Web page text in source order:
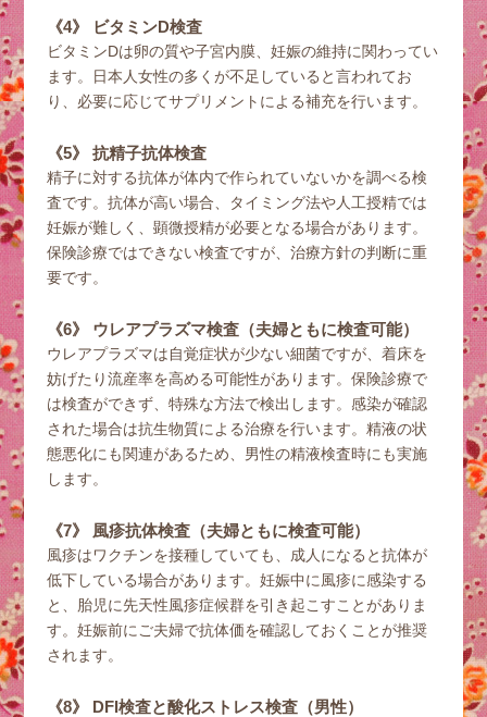
《4》 ビタミンD検査
ビタミンDは卵の質や子宮内膜、妊娠の維持に関わってい
ます。日本人女性の多くが不足していると言われてお
り、必要に応じてサプリメントによる補充を行います。
《5》 抗精子抗体検査
精子に対する抗体が体内で作られていないかを調べる検
査です。抗体が高い場合、タイミング法や人工授精では
妊娠が難しく、顕微授精が必要となる場合があります。
保険診療ではできない検査ですが、治療方針の判断に重
要です。
《6》 ウレアプラズマ検査（夫婦ともに検査可能）
ウレアプラズマは自覚症状が少ない細菌ですが、着床を
妨げたり流産率を高める可能性があります。保険診療で
は検査ができず、特殊な方法で検出します。感染が確認
された場合は抗生物質による治療を行います。精液の状
態悪化にも関連があるため、男性の精液検査時にも実施
します。
《7》 風疹抗体検査（夫婦ともに検査可能）
風疹はワクチンを接種していても、成人になると抗体が
低下している場合があります。妊娠中に風疹に感染する
と、胎児に先天性風疹症候群を引き起こすことがありま
す。妊娠前にご夫婦で抗体価を確認しておくことが推奨
されます。
《8》 DFI検査と酸化ストレス検査（男性）